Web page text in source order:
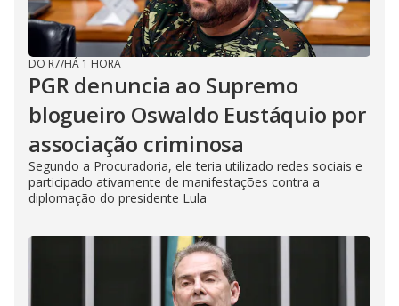
DO R7/HÁ 1 HORA
PGR denuncia ao Supremo
blogueiro Oswaldo Eustáquio por
associação criminosa
Segundo a Procuradoria, ele teria utilizado redes sociais e
participado ativamente de manifestações contra a
diplomação do presidente Lula